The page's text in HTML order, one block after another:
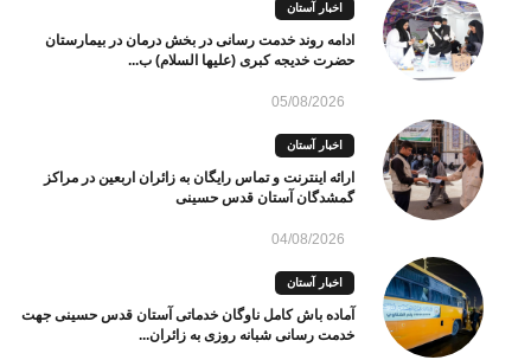
اخبار آستان
ادامه روند خدمت رسانی در بخش درمان در بیمارستان
حضرت خدیجه کبری (علیها السلام) ب...
05/08/2026
اخبار آستان
ارائه اینترنت و تماس رایگان به زائران اربعین در مراکز
گمشدگان آستان قدس حسینی
04/08/2026
اخبار آستان
آماده باش کامل ناوگان خدماتی آستان قدس حسینی جهت
خدمت رسانی شبانه روزی به زائران...